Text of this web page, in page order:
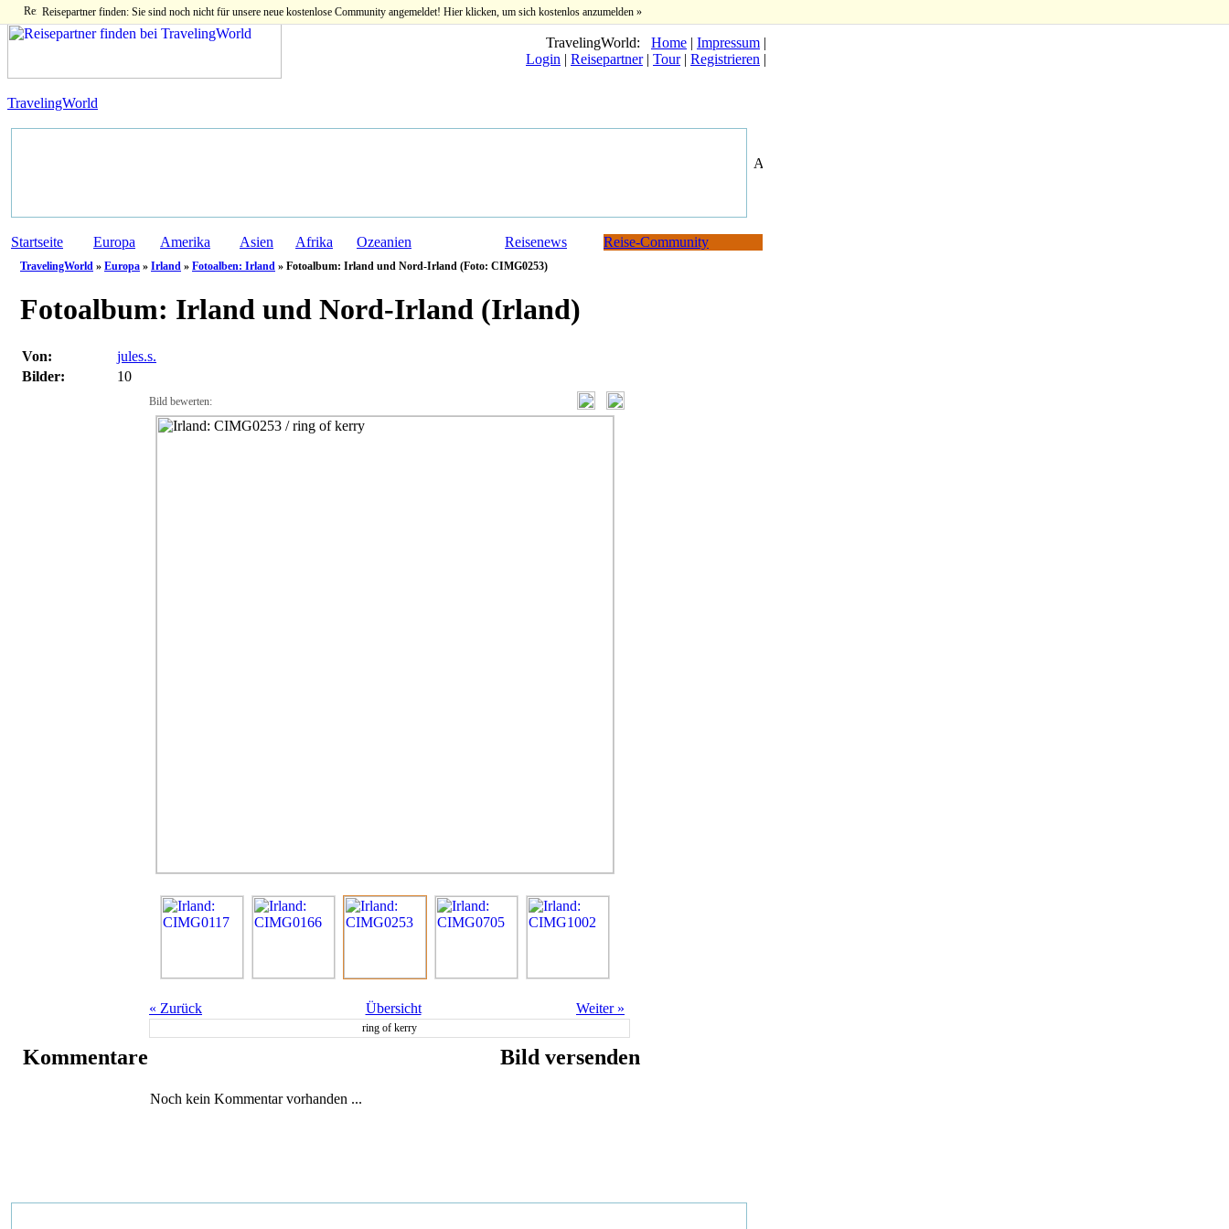
Reisepartner finden: Sie sind noch nicht für unsere neue kostenlose Community angemeldet! Hier klicken, um sich kostenlos anzumelden »
TravelingWorld: Home | Impressum |
Login | Reisepartner| Tour| Registrieren |
TravelingWorld
Startseite Europa Amerika Asien Afrika Ozeanien Reisenews Reise-Community
TravelingWorld » Europa » Irland » Fotoalben: Irland » Fotoalbum: Irland und Nord-Irland (Foto: CIMG0253)
Fotoalbum: Irland und Nord-Irland (Irland)
Von:
jules.s.
Bilder:
10
Bild bewerten:
« Zurück Übersicht Weiter »
ring of kerry
Kommentare
Noch kein Kommentar vorhanden ...
Bild versenden